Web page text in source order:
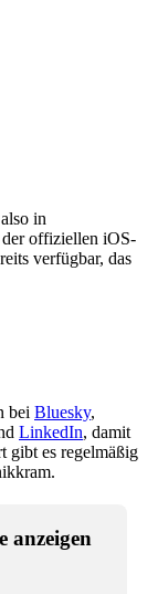
in
der offiziellen iOS-
verfügbar, das
bei Bluesky,
LinkedIn, damit
gibt es regelmäßig
anzeigen